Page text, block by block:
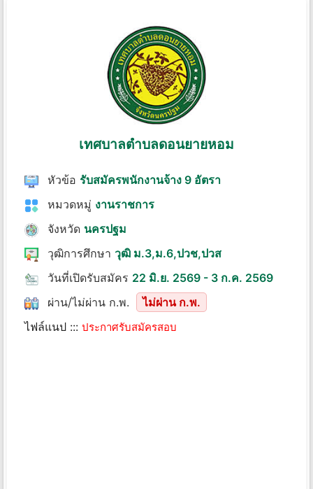
เทศบาลตำบลดอนยายหอม
หัวข้อ รับสมัครพนักงานจ้าง 9 อัตรา
หมวดหมู่ งานราชการ
จังหวัด นครปฐม
วุฒิการศึกษา วุฒิ ม.3,ม.6,ปวช,ปวส
วันที่เปิดรับสมัคร 22 มิ.ย. 2569 - 3 ก.ค. 2569
ผ่าน/ไม่ผ่าน ก.พ.
ไม่ผ่าน ก.พ.
ไฟล์แนป ::: ประกาศรับสมัครสอบ